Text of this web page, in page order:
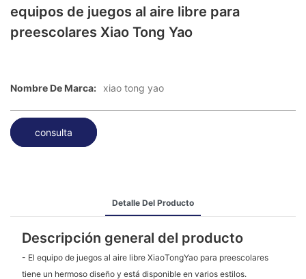
equipos de juegos al aire libre para
preescolares Xiao Tong Yao
Nombre De Marca: xiao tong yao
consulta
Detalle Del Producto
Descripción general del producto
- El equipo de juegos al aire libre XiaoTongYao para preescolares
tiene un hermoso diseño y está disponible en varios estilos.